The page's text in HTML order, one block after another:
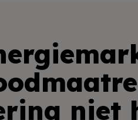
niet